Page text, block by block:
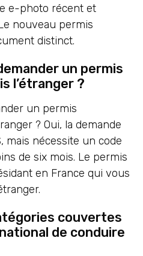
e-photo récent et
nouveau permis
distinct.
un permis
l’étranger ?
un permis
? Oui, la demande
mais nécessite un code
de six mois. Le permis
en France qui vous
couvertes
de conduire